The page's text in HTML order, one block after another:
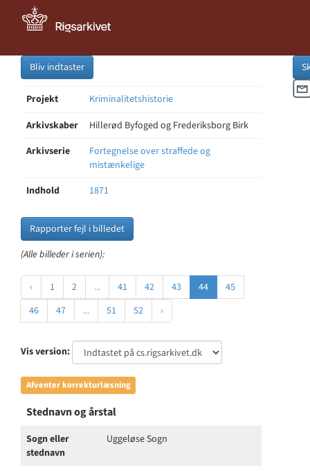
Bliv indtaster
Projekt
Kriminalitetshistorie
Arkivskaber
Hillerød Byfoged og Frederiksborg Birk
Arkivserie
Fortegnelse over straffede og
mistænkelige
Indhold
1871
Rapporter fejl i billedet
(Alle billeder i serien):
‹ 1 2 ... 41 42 43 44
45
46
47 ... 51 52 ›
Vis version:
Afventer korrekturlæsning
Stednavn og årstal
Sogn eller
stednavn
Uggeløse Sogn